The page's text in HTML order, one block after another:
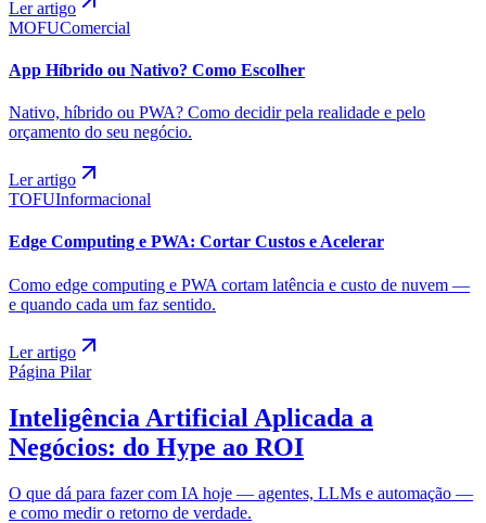
Ler artigo
MOFUComercial
App Híbrido ou Nativo? Como Escolher
Nativo, híbrido ou PWA? Como decidir pela realidade e pelo
orçamento do seu negócio.
Ler artigo
TOFUInformacional
Edge Computing e PWA: Cortar Custos e Acelerar
Como edge computing e PWA cortam latência e custo de nuvem —
e quando cada um faz sentido.
Ler artigo
Página Pilar
Inteligência Artificial Aplicada a
Negócios: do Hype ao ROI
O que dá para fazer com IA hoje — agentes, LLMs e automação —
e como medir o retorno de verdade.